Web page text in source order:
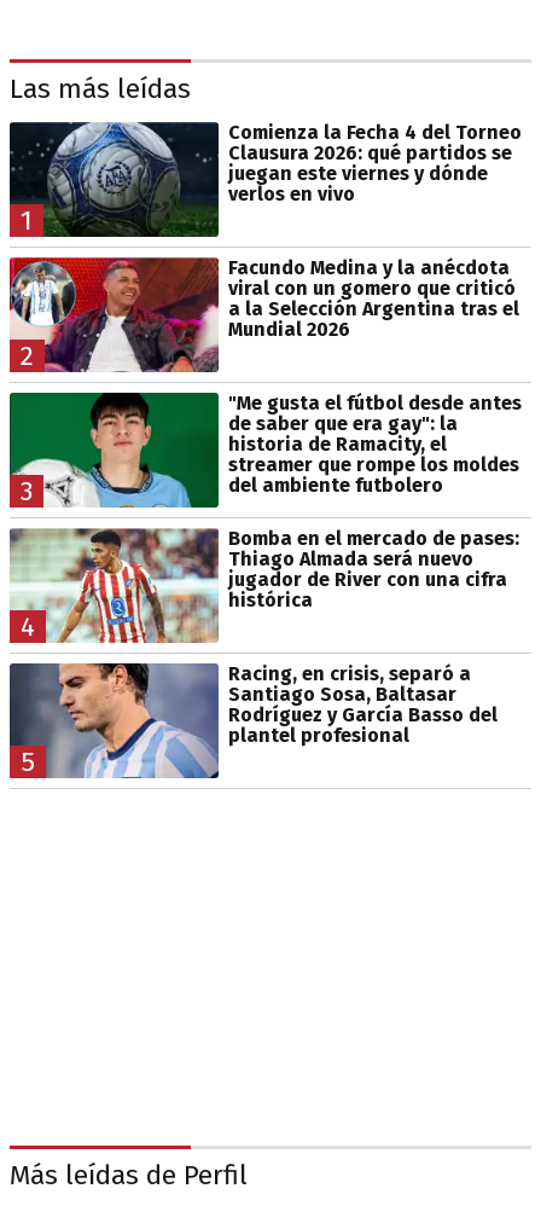
Las más leídas
1
Comienza la Fecha 4 del Torneo
Clausura 2026: qué partidos se
juegan este viernes y dónde
verlos en vivo
2
Facundo Medina y la anécdota
viral con un gomero que criticó
a la Selección Argentina tras el
Mundial 2026
3
"Me gusta el fútbol desde antes
de saber que era gay": la
historia de Ramacity, el
streamer que rompe los moldes
del ambiente futbolero
4
Bomba en el mercado de pases:
Thiago Almada será nuevo
jugador de River con una cifra
histórica
5
Racing, en crisis, separó a
Santiago Sosa, Baltasar
Rodríguez y García Basso del
plantel profesional
Más leídas de Perfil